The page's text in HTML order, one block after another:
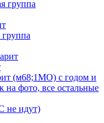
группа
(м68;1МО) с годом и
на фото, все остальные
не идут)